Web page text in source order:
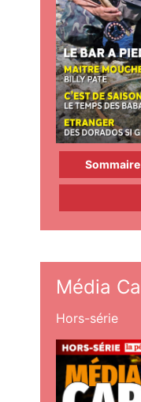
Sommaire
Média
Hors-série